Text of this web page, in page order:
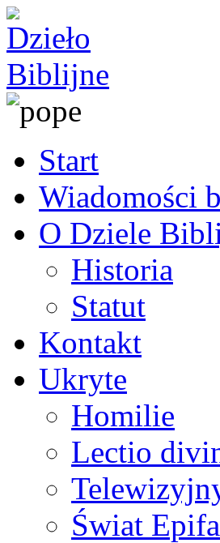
Start
Wiadomości
O Dziele
Historia
Statut
Kontakt
Ukryte
Homilie
Lectio
Świat